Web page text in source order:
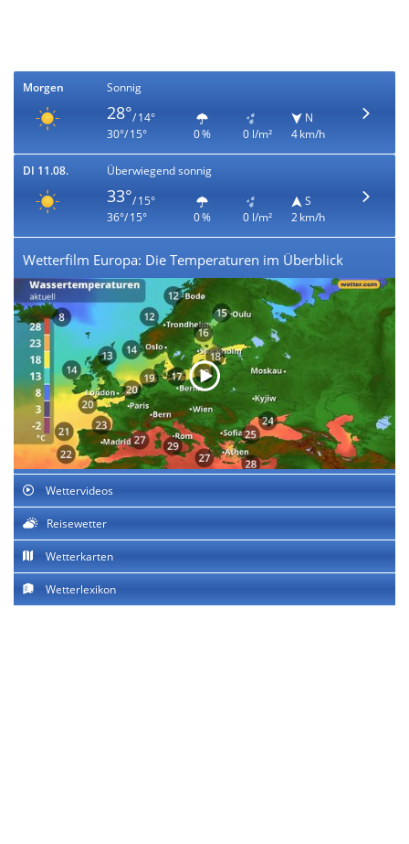
Morgen Sonnig
28°/ 14°
30°/ 15°
0 % 0 l/m²
N
4 km/h
DI 11.08. Überwiegend sonnig
33°/ 15°
36°/ 15°
0 % 0 l/m²
S
2 km/h
Wetterfilm Europa: Die Temperaturen im Überblick
Wettervideos
Reisewetter
Wetterkarten
Wetterlexikon